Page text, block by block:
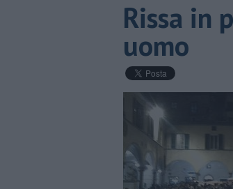
Rissa in
uomo